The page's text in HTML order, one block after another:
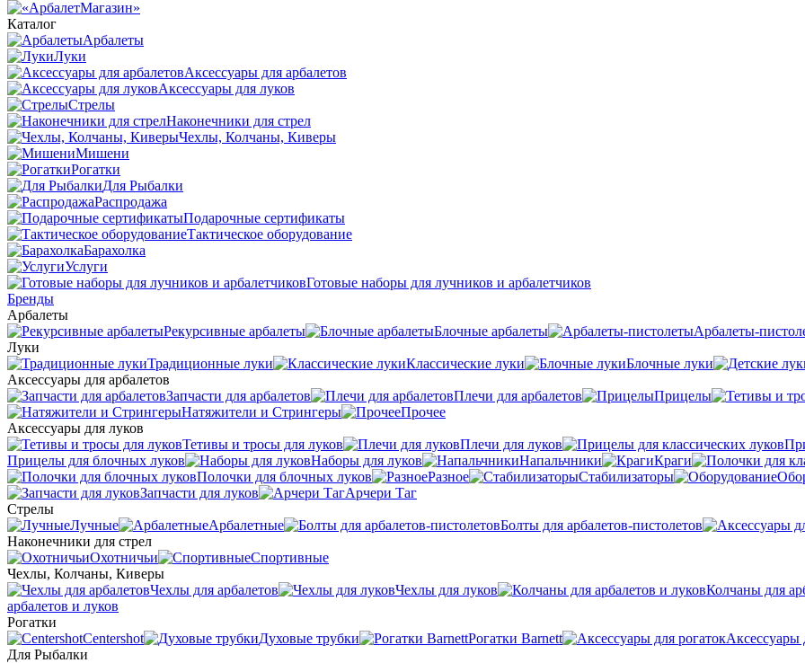
Каталог
Арбалеты
Луки
Аксессуары для арбалетов
Аксессуары для луков
Стрелы
Наконечники для стрел
Чехлы, Колчаны, Киверы
Мишени
Рогатки
Для Рыбалки
Распродажа
Подарочные сертификаты
Тактическое оборудование
Барахолка
Услуги
Готовые наборы для лучников и арбалетчиков
Бренды
Арбалеты
Рекурсивные арбалеты
Блочные арбалеты Арбалеты-
Луки
Традиционные луки
Классические луки Блочные луки
Аксессуары для арбалетов
Запчасти для арбалетов
Плечи для арбалетов Прицелы
Натяжители и Стрингеры
Прочее
Аксессуары для луков
Тетивы и тросы для луков
Плечи для луков
Прицелы для блочных луков
Наборы для луков Напальчники Краги
Полочки для блочных луков
Разное Стабилизаторы
Запчасти для луков
Арчери Таг
Стрелы
Лучные
Арбалетные Болты для арбалетов-пистолетов
Наконечники для стрел
Охотничьи
Спортивные
Чехлы, Колчаны, Киверы
Чехлы для арбалетов
Чехлы для луков Колчаны для
арбалетов и луков
Рогатки
Centershot
Духовые трубки Рогатки Barnett Аксессуары
Для Рыбалки